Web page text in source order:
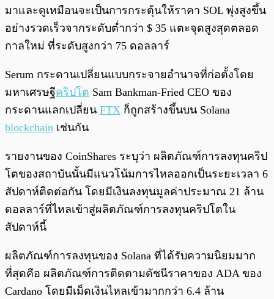
มาและดูเหมือนจะเป็นการกระตุ้นให้ราคา SOL พุ่งสูงขึ้น
อย่างรวดเร็วจากระดับต่ำกว่า $ 35 แตะจุดสูงสุดตลอด
กาลใหม่ ที่ระดับสูงกว่า 75 ดอลลาร์
Serum กระดานเปลี่ยนแบบกระจายอำนาจที่ก่อตั้งโดย
มหาเศรษฐีคริปโต Sam Bankman-Fried CEO ของ
กระดานแลกเปลี่ยน FTX ก็ถูกสร้างขึ้นบน Solana
blockchain เช่นกัน
รายงานของ CoinShares ระบุว่า ผลิตภัณฑ์การลงทุนคริป
โตของสถาบันนั้นมีแนวโน้มการไหลออกเป็นระยะเวลา 6
สัปดาห์ติดต่อกัน โดยมีเงินลงทุนมูลค่าประมาณ 21 ล้าน
ดอลลาร์ที่ไหลเข้าสู่ผลิตภัณฑ์การลงทุนคริปโตใน
สัปดาห์นี้
ผลิตภัณฑ์การลงทุนของ Solana ที่ได้รับความนิยมมาก
ที่สุดคือ ผลิตภัณฑ์การติดตามดัชนีราคาของ ADA ของ
Cardano โดยมีเม็ดเงินไหลเข้ามากกว่า 6.4 ล้าน